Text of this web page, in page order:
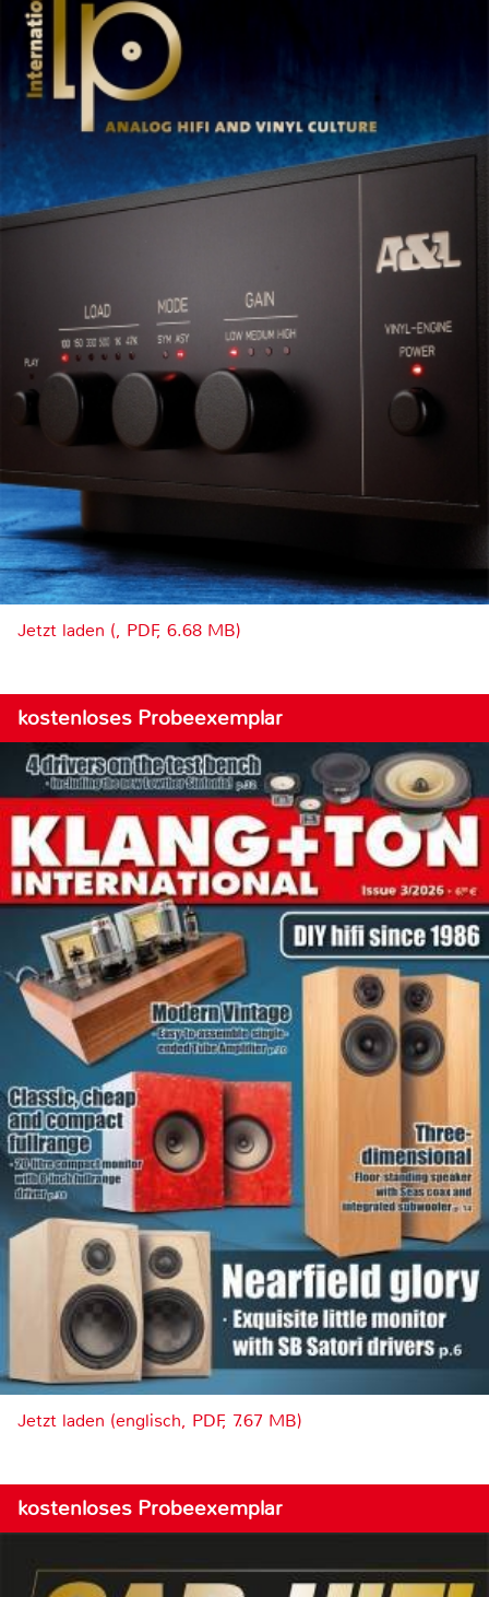
Jetzt laden (, PDF, 6.68 MB)
kostenloses Probeexemplar
Jetzt laden (englisch, PDF, 7.67 MB)
kostenloses Probeexemplar